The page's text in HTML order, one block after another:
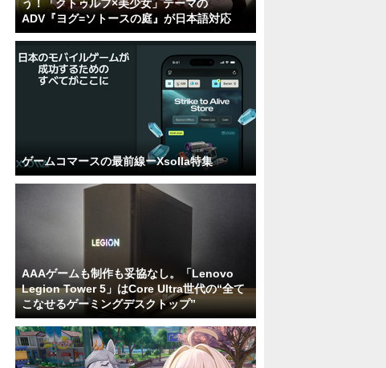
う！「クトゥルフ×美少女」テーマの
ADV『ヨグ=ソトースの庭』が日本語対応
ゲームコマースの最前線ーXsolla特集
AAAゲームも制作も妥協なし。「Lenovo
Legion Tower 5」はCore Ultra世代の“全て
こなせるゲーミングデスクトップ”